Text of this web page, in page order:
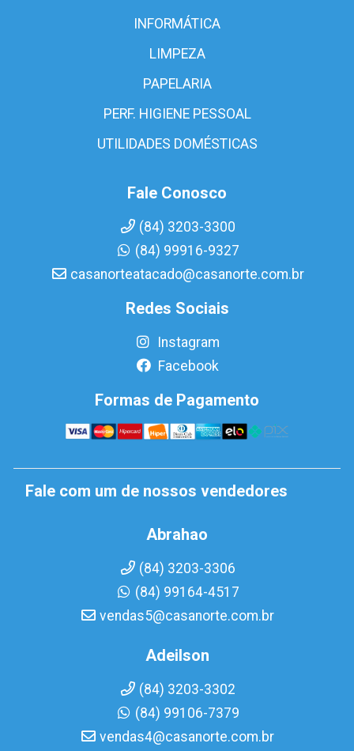
INFORMÁTICA
LIMPEZA
PAPELARIA
PERF. HIGIENE PESSOAL
UTILIDADES DOMÉSTICAS
Fale Conosco
(84) 3203-3300
(84) 99916-9327
casanorteatacado@casanorte.com.br
Redes Sociais
Instagram
Facebook
Formas de Pagamento
Fale com um de nossos vendedores
Abrahao
(84) 3203-3306
(84) 99164-4517
vendas5@casanorte.com.br
Adeilson
(84) 3203-3302
(84) 99106-7379
vendas4@casanorte.com.br